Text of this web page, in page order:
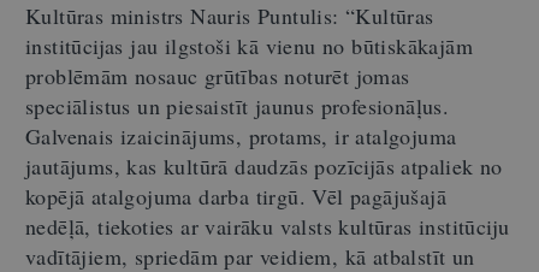
Kultūras ministrs Nauris Puntulis: “Kultūras
institūcijas jau ilgstoši kā vienu no būtiskākajām
problēmām nosauc grūtības noturēt jomas
speciālistus un piesaistīt jaunus profesionāļus.
Galvenais izaicinājums, protams, ir atalgojuma
jautājums, kas kultūrā daudzās pozīcijās atpaliek no
kopējā atalgojuma darba tirgū. Vēl pagājušajā
nedēļā, tiekoties ar vairāku valsts kultūras institūciju
vadītājiem, spriedām par veidiem, kā atbalstīt un